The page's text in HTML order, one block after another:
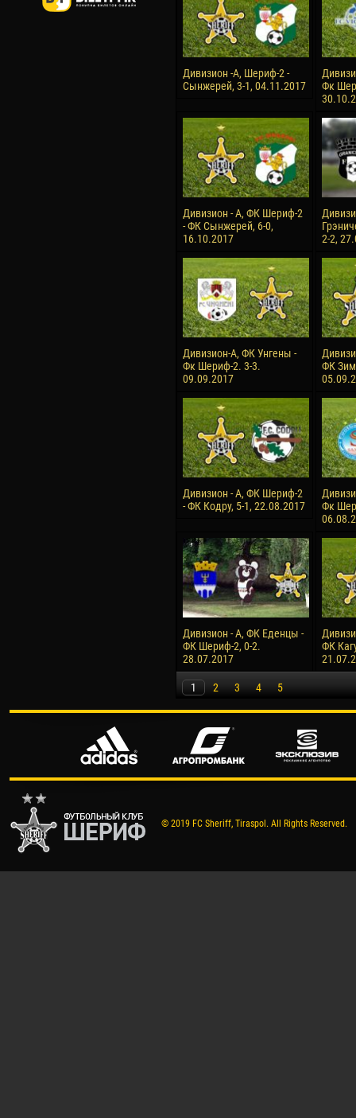
Дивизион -А, Шериф-2 -
Сынжерей, 3-1, 04.11.2017
Фк
Дивизион - А, ФК Шериф-2
- ФК Сынжерей, 6-0,
16.10.2017
2-2,
Дивизион-А, ФК Унгены -
Фк Шериф-2. 3-3.
09.09.2017
ФК
Дивизион - А, ФК Шериф-2
- ФК Кодру, 5-1, 22.08.2017
Фк
Дивизион - А, ФК Еденцы -
ФК Шериф-2, 0-2.
28.07.2017
ФК
1 2 3 4 5
© 2019 FC Sheriff, Tiraspol. All Rights Reserved.